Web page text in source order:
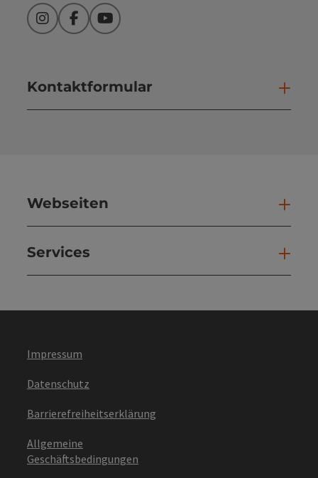
InstagramFacebookYouTube
Kontaktformular
Webseiten
Services
Impressum
Datenschutz
Barrierefreiheitserklärung
Allgemeine
Geschäftsbedingungen